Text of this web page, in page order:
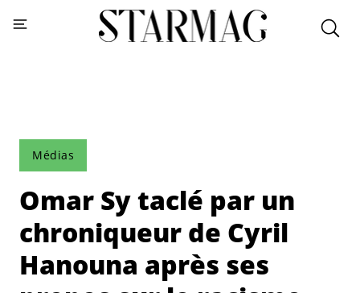
Médias
Omar Sy taclé par un
chroniqueur de Cyril
Hanouna après ses